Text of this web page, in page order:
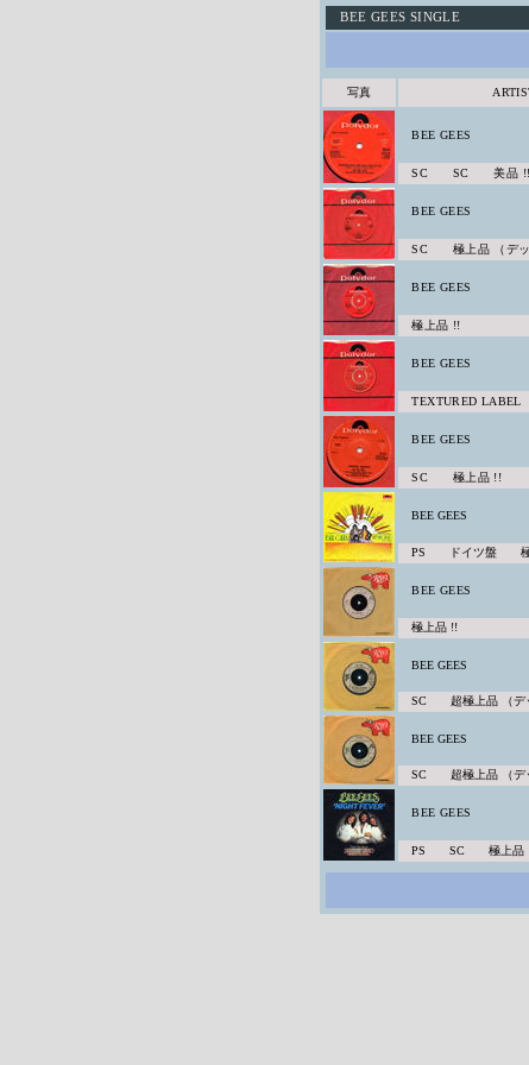
BEE GEES SINGLE
写真
BEE GEES
SC SC 美品 !!
BEE GEES
SC 極上品 （デッ
BEE GEES
極上品 !!
BEE GEES
TEXTURED
BEE GEES
SC 極上品 !!
BEE GEES
PS ドイツ盤 極
BEE GEES
極上品 !!
BEE GEES
SC 超極上品 （デ
BEE GEES
SC 超極上品 （デ
BEE GEES
PS SC 極上品